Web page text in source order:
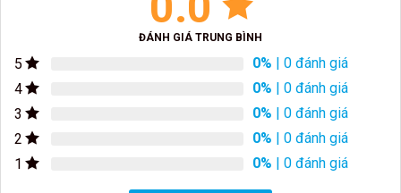
ĐÁNH GIÁ TRUNG BÌNH
5 0% | 0 đánh giá
4
0% | 0 đánh giá
3
0% | 0 đánh giá
2
0% | 0 đánh giá
1
0% | 0 đánh giá